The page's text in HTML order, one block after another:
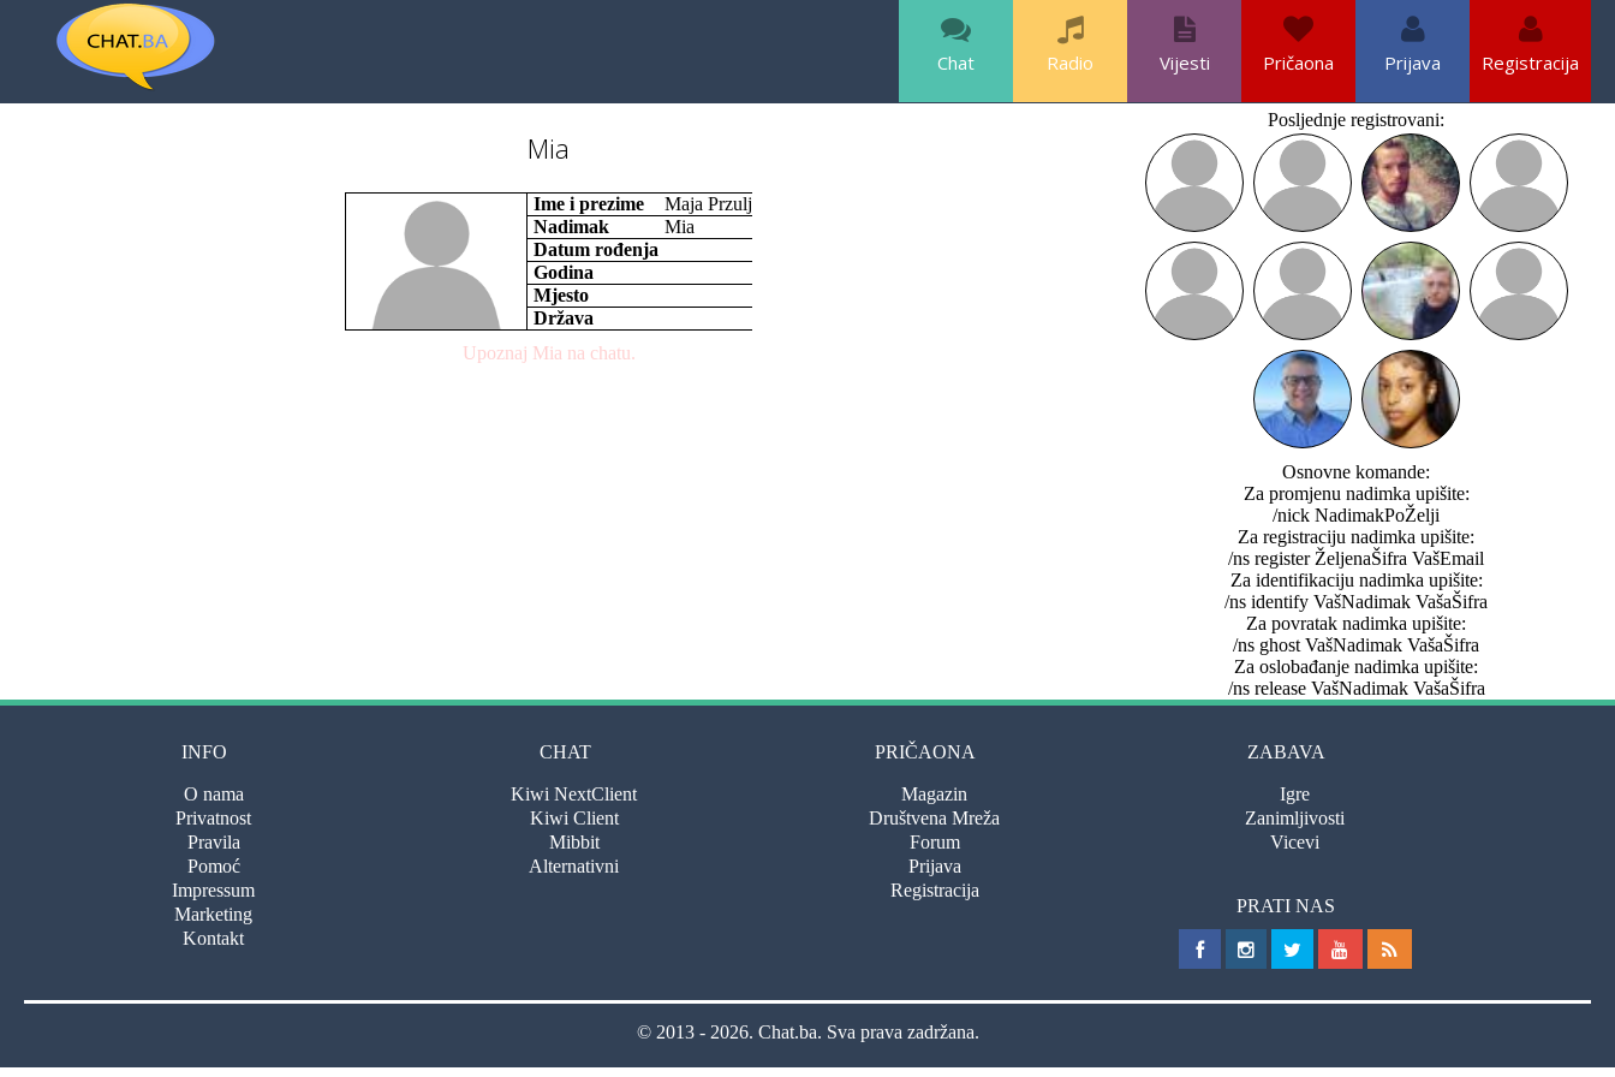
Chat Radio Vijesti Pričaona Prijava Registracija
Mia
Ime i prezime
Maja Przulj
Nadimak
Mia
Datum rođenja
Godina
Mjesto
Država
Upoznaj Mia na chatu.
Posljednje registrovani:
Osnovne komande:
Za promjenu nadimka upišite:
/nick NadimakPoŽelji
Za registraciju nadimka upišite:
/ns register ŽeljenaŠifra VašEmail
Za identifikaciju nadimka upišite:
/ns identify VašNadimak VašaŠifra
Za povratak nadimka upišite:
/ns ghost VašNadimak VašaŠifra
Za oslobađanje nadimka upišite:
/ns release VašNadimak VašaŠifra
INFO
O nama
Privatnost
Pravila
Pomoć
Impressum
Marketing
Kontakt
CHAT
Kiwi NextClient
Kiwi Client
Mibbit
Alternativni
PRIČAONA
Magazin
Društvena Mreža
Forum
Prijava
Registracija
ZABAVA
Igre
Zanimljivosti
Vicevi
PRATI NAS
© 2013 - 2026. Chat.ba. Sva prava zadržana.